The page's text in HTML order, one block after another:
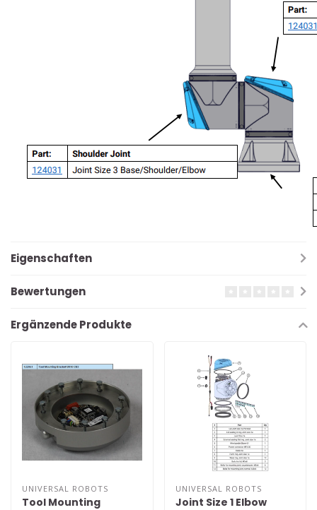
Eigenschaften
Bewertungen
Ergänzende Produkte
UNIVERSAL ROBOTS
Tool Mounting
UNIVERSAL ROBOTS
Joint Size 1 Elbow